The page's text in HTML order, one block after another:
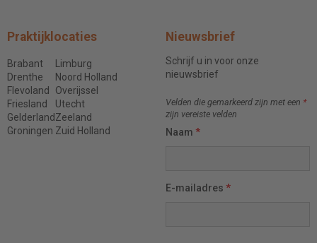
Praktijklocaties
Brabant
Drenthe
Flevoland
Friesland
Gelderland
Groningen
Limburg
Noord Holland
Overijssel
Utecht
Zeeland
Zuid Holland
Nieuwsbrief
Schrijf u in voor onze
nieuwsbrief
Velden die gemarkeerd zijn met een *
zijn vereiste velden
Naam *
E-mailadres *